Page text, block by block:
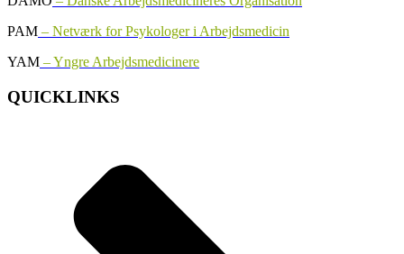
PAM – Netværk for Psykologer i Arbejdsmedicin
YAM – Yngre Arbejdsmedicinere
QUICKLINKS